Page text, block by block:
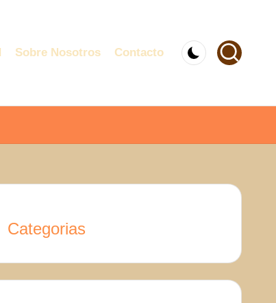
Sobre Nosotros Contacto
Categorias